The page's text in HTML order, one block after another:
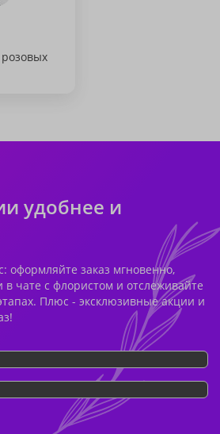
удобнее и
оформляйте заказ мгновенно,
в чате с флористом и отслеживайте
Плюс - эксклюзивные акции и